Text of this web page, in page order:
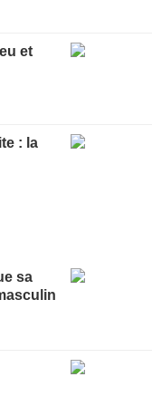
et
: la
sa